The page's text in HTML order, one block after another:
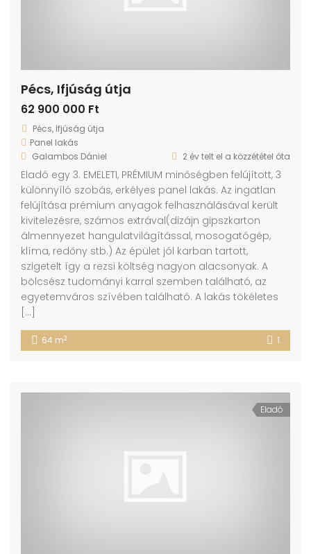
Pécs, Ifjúság útja
62 900 000 Ft
Pécs, Ifjúság útja
Panel lakás
Galambos Dániel
2 év telt el a közzététel óta
Eladó egy 3. EMELETI, PRÉMIUM minőségben felújított, 3
különnyíló szobás, erkélyes panel lakás. Az ingatlan
felújítása prémium anyagok felhasználásával került
kivitelezésre, számos extrával(dizájn gipszkarton
álmennyezet hangulatvilágítással, mosogatógép,
klíma, redőny stb.) Az épület jól karban tartott,
szigetelt így a rezsi költség nagyon alacsonyak. A
bölcsész tudományi karral szemben található, az
egyetemváros szívében található. A lakás tökéletes
[…]
64 m2 1
Eladó